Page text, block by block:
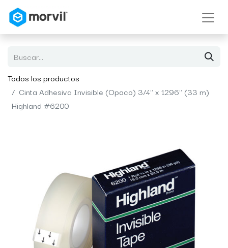
Todos los productos
Cinta Adhesiva Invisible (Opaco) 3/4" x 1296" (33 m)
Highland #6200